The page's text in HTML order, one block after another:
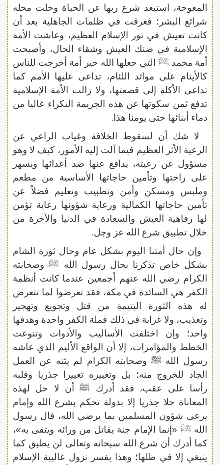
المعوجة، استبعد شرع ربها عن الحياة وحلت محله
شرائع البشر؛ فغرقت في ظلمات الجاهلية بعد أن
كانت تعيش في نور الإسلام العظيم، وعاشت الأمة
الإسلامية في ضنك العيش وشقاء الحال، وأصبحت
أمة محمد ﷺ التي جعلها الله خير أمة أخرجت للناس
كالأيتام على موائد اللئام، تداعى عليها الأمم كما
تداعى الأكلة إلى قصعتها، ولا زالت الأمة الإسلامية
تدفع ثمن سكوتها عن هذه الجريمة النكراء غاليا من
دماء أبنائها حتى يومنا هذا.
لا شك أن لسقوط الخلافة وغياب الراعي عن
الرعية الأثر العظيم فيما آلت إليه الأمور، كيف لا وهو
مسؤول عن رعيته، يدافع عنها ضد أعدائها ويسهر
على راحتها وتأمين حاجاتها الأساسية من مطعم
وملبس ومسكن وأمن وتطبيب وتعليم فضلاً عن
تأمين حاجاتها الكمالية ورعاية شؤونها رعاية تؤمن
لها رفاهية العيش والسعادة في الدنيا والآخرة من
خلال تطبيق شرع الله عز وجل.
وإن حال أمتنا اليوم بشكل عام وحال ثورة الشام
بشكل خاص تذكرنا بحال رسول الله ﷺ وصحابته
الكرام رضي الله عنهم أجمعين عندما كانت أنظمة
الكفر هي السائدة في مكة، فقد تعرضوا لما تتعرض
له هذه الثورة اليتيمة من قتل وتجويع وتهجير
وتعذيب، ولا غرابة في ذلك فملة الكفر واحدة وهدفها
واحد؛ وإن اختلفت الأساليب والأدوات وتنوعت
الخطط والمؤامرات، إلا أن الواقع الأليم الذي عاشه
رسول الله ﷺ وصحابته الكرام لم يثنه عن العمل
الجاد للخروج منه؛ بل وتغييره تغييرا جذريا وقلبه
رأسا على عقب، فقد أدرك ﷺ أن لا حل لهذه
المعاناة حلا جذريا إلا بدولة تحكم بشرع الله وإمام
يرعى شؤون المسلمين بما يرضي الله، قال رسول
الله ﷺ «إنما الإمام جنة يقاتل من ورائه ويتقى به»،
كما أدرك أن شرع الله سبحانه وتعالى لن يطبق كما
ينبغي إلا في ظلها؛ وهذا يفسر نزول غالبية الإسلام